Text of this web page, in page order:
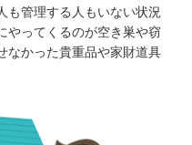
も管理する人もいない状況
やってくるのが空き巣や窃
なかった貴重品や家財道具